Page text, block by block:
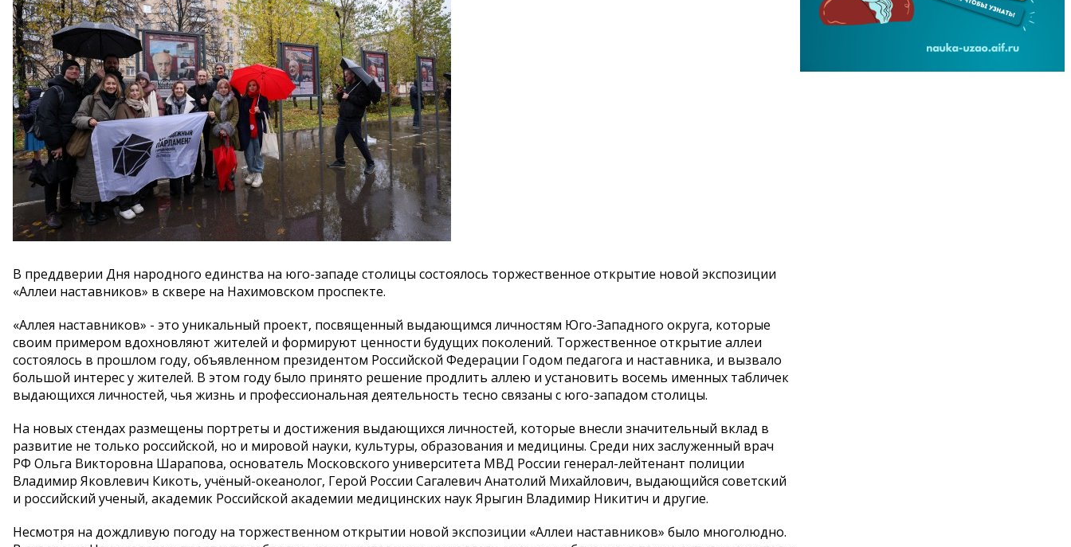
В преддверии Дня народного единства на юго-западе столицы состоялось торжественное открытие новой экспозиции
«Аллеи наставников» в сквере на Нахимовском проспекте.
«Аллея наставников» - это уникальный проект, посвященный выдающимся личностям Юго-Западного округа, которые
своим примером вдохновляют жителей и формируют ценности будущих поколений. Торжественное открытие аллеи
состоялось в прошлом году, объявленном президентом Российской Федерации Годом педагога и наставника, и вызвало
большой интерес у жителей. В этом году было принято решение продлить аллею и установить восемь именных табличек
выдающихся личностей, чья жизнь и профессиональная деятельность тесно связаны с юго-западом столицы.
На новых стендах размещены портреты и достижения выдающихся личностей, которые внесли значительный вклад в
развитие не только российской, но и мировой науки, культуры, образования и медицины. Среди них заслуженный врач
РФ Ольга Викторовна Шарапова, основатель Московского университета МВД России генерал-лейтенант полиции
Владимир Яковлевич Кикоть, учёный-океанолог, Герой России Сагалевич Анатолий Михайлович, выдающийся советский
и российский ученый, академик Российской академии медицинских наук Ярыгин Владимир Никитич и другие.
Несмотря на дождливую погоду на торжественном открытии новой экспозиции «Аллеи наставников» было многолюдно.